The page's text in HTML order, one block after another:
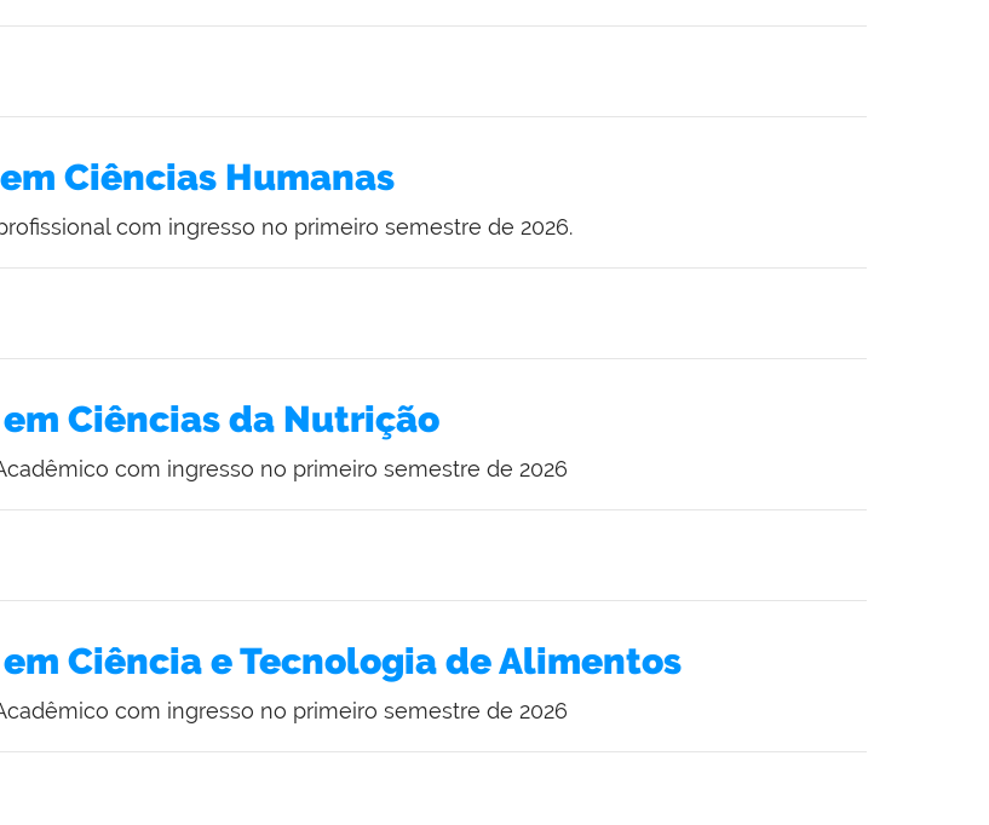
Ciências Humanas
com ingresso no primeiro semestre de 2026.
Ciências da Nutrição
com ingresso no primeiro semestre de 2026
Ciência e Tecnologia de Alimentos
com ingresso no primeiro semestre de 2026